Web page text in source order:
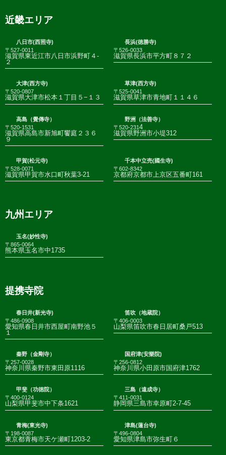
近畿エリア
八日市(西照寺)
〒527-0011
滋賀県東近江市八日市浜野町４-
２
長浜(徳勝寺)
〒526-0033
滋賀県長浜市平方町８７２
大津(西方寺)
〒520-0807
滋賀県大津市松本１丁目５−１３
草津(西方寺)
〒525-0041
滋賀県草津市青地町１１４６
高島（覺傳寺）
〒520-1531
滋賀県高島市新旭町饗庭２３６
９
野洲（法善寺）
〒520-2314
滋賀県野洲市小堤312
甲賀(松元寺)
〒528-0071
滋賀県甲賀市水口町秋葉3-21
千本中立売(國生寺)
〒602-8342
京都府京都市上京区五番町161
九州エリア
玉名(妙性寺)
〒865-0064
熊本県玉名市中1735
提携寺院
春日井(新光寺)
〒486-0908
愛知県春日井市西屋町南野池５
１
笛吹（地蔵院）
〒406-0003
山梨県笛吹市春日居町桑戸513
秦野（金剛寺）
〒257-0028
神奈川県秦野市東田原1116
国府津(安樂院)
〒256-0812
神奈川県小田原市国府津1762
甲斐（功徳院）
〒400-0124
山梨県甲斐市中下条1621
三島（遠成寺）
〒411-0031
静岡県三島市幸原町2-7-45
青梅(東光寺)
〒198-0087
東京都青梅市天ケ瀬町1203-2
津島(蓮台寺)
〒496-0804
愛知県津島市弥生町６